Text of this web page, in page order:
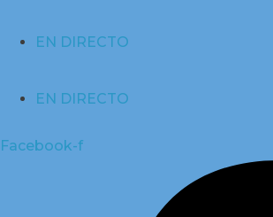
EN DIRECTO
EN DIRECTO
Facebook-f